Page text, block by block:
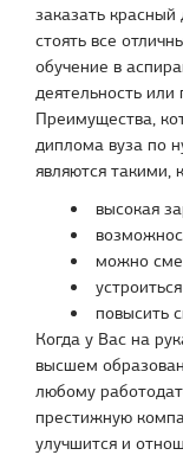
заказать
стоять все
обучение в
деятельность или
Преимущества,
диплома вуза по
являются такими,
высокая
можно
повысить
Когда у Вас на
высшем
любому
престижную
улучшится и